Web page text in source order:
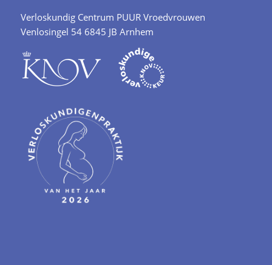
Verloskundig Centrum PUUR Vroedvrouwen
Venlosingel 54 6845 JB Arnhem